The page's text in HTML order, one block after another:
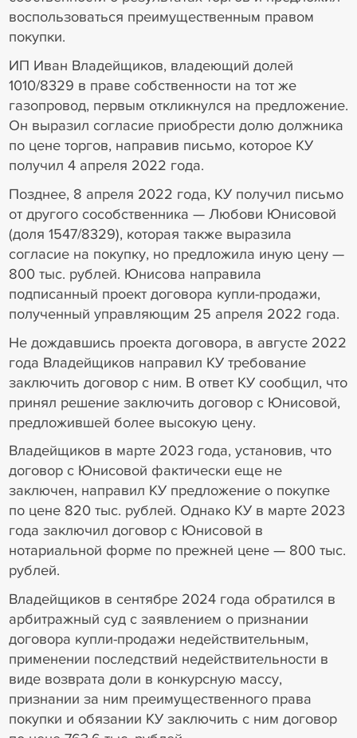
воспользоваться преимущественным правом
покупки.
ИП Иван Владейщиков, владеющий долей
1010/8329 в праве собственности на тот же
газопровод, первым откликнулся на предложение.
Он выразил согласие приобрести долю должника
по цене торгов, направив письмо, которое КУ
получил 4 апреля 2022 года.
Позднее, 8 апреля 2022 года, КУ получил письмо
от другого сособственника — Любови Юнисовой
(доля 1547/8329), которая также выразила
согласие на покупку, но предложила иную цену —
800 тыс. рублей. Юнисова направила
подписанный проект договора купли-продажи,
полученный управляющим 25 апреля 2022 года.
Не дождавшись проекта договора, в августе 2022
года Владейщиков направил КУ требование
заключить договор с ним. В ответ КУ сообщил, что
принял решение заключить договор с Юнисовой,
предложившей более высокую цену.
Владейщиков в марте 2023 года, установив, что
договор с Юнисовой фактически еще не
заключен, направил КУ предложение о покупке
по цене 820 тыс. рублей. Однако КУ в марте 2023
года заключил договор с Юнисовой в
нотариальной форме по прежней цене — 800 тыс.
рублей.
Владейщиков в сентябре 2024 года обратился в
арбитражный суд с заявлением о признании
договора купли-продажи недействительным,
применении последствий недействительности в
виде возврата доли в конкурсную массу,
признании за ним преимущественного права
покупки и обязании КУ заключить с ним договор